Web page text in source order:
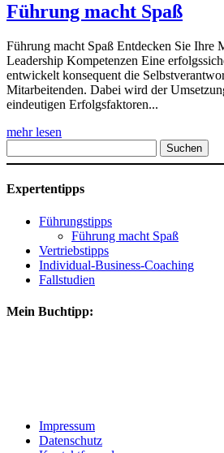
Führung macht Spaß
Führung macht Spaß Entdecken Sie Ihre
Leadership Kompetenzen Eine
entwickelt konsequent die
Mitarbeitenden. Dabei wird der
eindeutigen Erfolgsfaktoren...
mehr lesen
nach:
Expertentipps
Führungstipps
Führung macht Spaß
Vertriebstipps
Individual-Business-Coaching
Fallstudien
Mein Buchtipp:
Impressum
Datenschutz